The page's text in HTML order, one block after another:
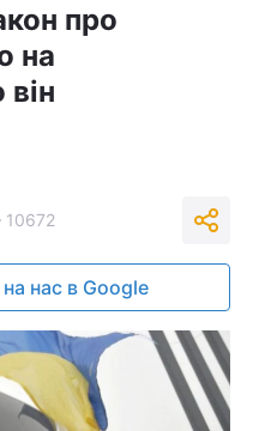
про
на
10672
нас в Google